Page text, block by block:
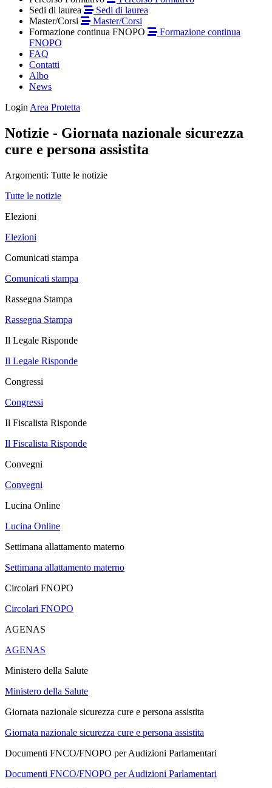
Sedi di laurea
Sedi di laurea
Master/Corsi
Master/Corsi
Formazione continua FNOPO
Formazione continua
FNOPO
FAQ
Contatti
Albo
News
Login Area Protetta
Notizie - Giornata nazionale sicurezza
cure e persona assistita
Argomenti: Tutte le notizie
Tutte le notizie
Elezioni
Elezioni
Comunicati stampa
Comunicati stampa
Rassegna Stampa
Rassegna Stampa
Il Legale Risponde
Il Legale Risponde
Congressi
Congressi
Il Fiscalista Risponde
Il Fiscalista Risponde
Convegni
Convegni
Lucina Online
Lucina Online
Settimana allattamento materno
Settimana allattamento materno
Circolari FNOPO
Circolari FNOPO
AGENAS
AGENAS
Ministero della Salute
Ministero della Salute
Giornata nazionale sicurezza cure e persona assistita
Giornata nazionale sicurezza cure e persona assistita
Documenti FNCO/FNOPO per Audizioni Parlamentari
Documenti FNCO/FNOPO per Audizioni Parlamentari